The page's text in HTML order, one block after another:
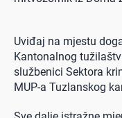
Uviđaj na mjestu
Kantonalnog
službenici Sektora
MUP-a Tuzlanskog